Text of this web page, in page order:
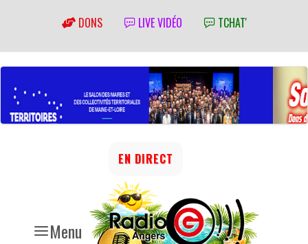
DONS LIVE VIDÉO TCHAT'
Menu
EN DIRECT